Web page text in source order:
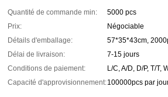
Quantité de commande min:
5000 pcs
Prix:
Négociable
Détails d'emballage:
57*35*43cm,
Délai de livraison:
7-15 jours
Conditions de paiement:
L/C, A/D, D/P, T/T,
Capacité d'approvisionnement:100000pcs par